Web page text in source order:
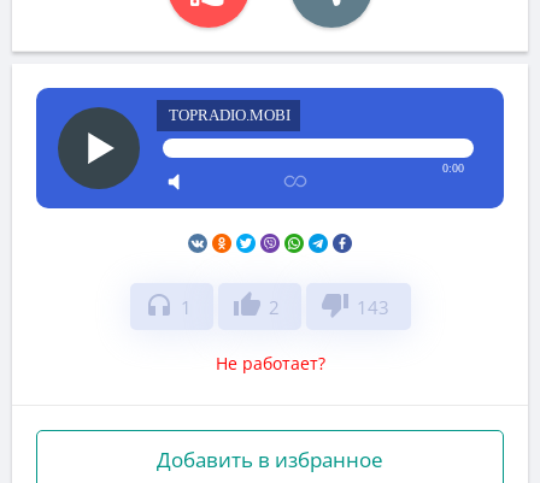
TOPRADIO.MOBI
0:00
headphones 1 thumb_up 2 thumb_down 143
Не работает?
Добавить в избранное